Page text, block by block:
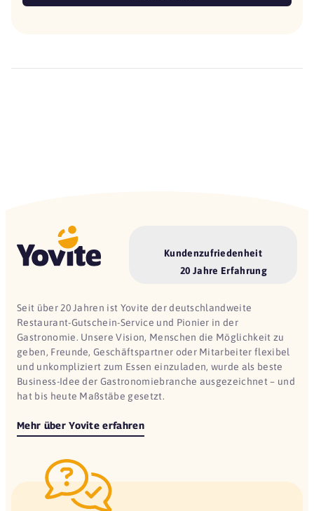
Kundenzufriedenheit
20 Jahre Erfahrung
Seit über 20 Jahren ist Yovite der deutschlandweite
Restaurant-Gutschein-Service und Pionier in der
Gastronomie. Unsere Vision, Menschen die Möglichkeit zu
geben, Freunde, Geschäftspartner oder Mitarbeiter flexibel
und unkompliziert zum Essen einzuladen, wurde als beste
Business-Idee der Gastronomiebranche ausgezeichnet – und
hat bis heute Maßstäbe gesetzt.
Mehr über Yovite erfahren